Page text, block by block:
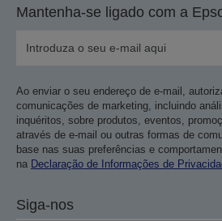
Mantenha-se ligado com a
Ao enviar o seu endereço de e-mail,
comunicações de marketing, incluindo
inquéritos, sobre produtos, eventos,
através de e-mail ou outras formas de
base nas suas preferências e
na Declaração de Informações de
Siga-nos